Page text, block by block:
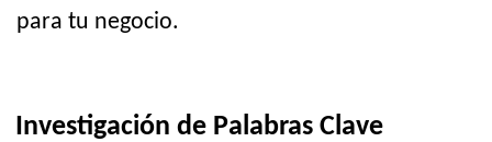
para tu negocio.
Investigación de Palabras Clave